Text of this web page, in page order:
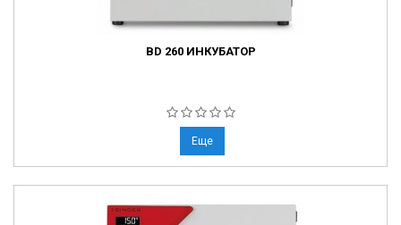
BD 260 ИНКУБАТОР
Еще